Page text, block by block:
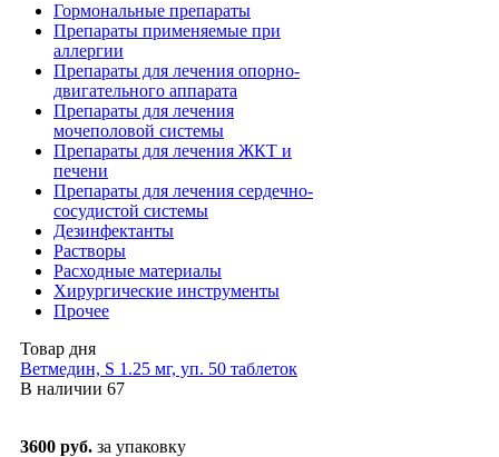
Гормональные препараты
Препараты применяемые при
аллергии
Препараты для лечения опорно-
двигательного аппарата
Препараты для лечения
мочеполовой системы
Препараты для лечения ЖКТ и
печени
Препараты для лечения сердечно-
сосудистой системы
Дезинфектанты
Растворы
Расходные материалы
Хирургические инструменты
Прочее
Товар дня
Ветмедин, S 1.25 мг, уп. 50 таблеток
В наличии 67
3600 руб. за упаковку